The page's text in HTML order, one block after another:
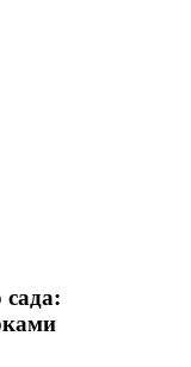
сада: